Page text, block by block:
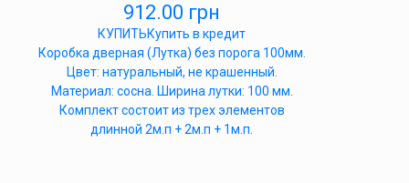
912.00 грн
КУПИТЬКупить в кредит
Коробка дверная (Лутка) без порога 100мм.
Цвет: натуральный, не крашенный.
Материал: сосна. Ширина лутки: 100 мм.
Комплект состоит из трех элементов
длинной 2м.п + 2м.п + 1м.п.